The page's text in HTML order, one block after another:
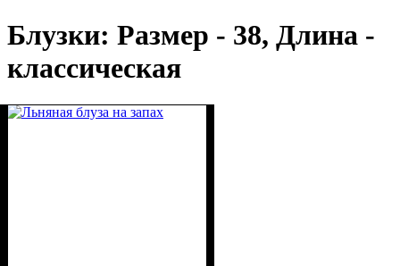
Блузки: Размер - 38, Длина -
классическая